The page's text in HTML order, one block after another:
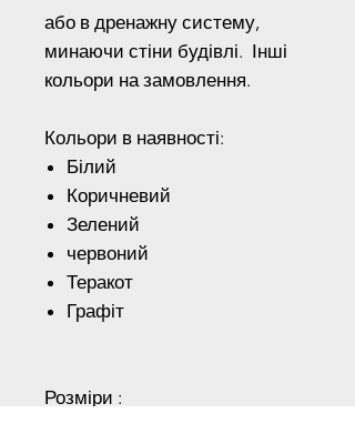
або в дренажну систему,
минаючи стіни будівлі. Інші
кольори на замовлення.
Кольори в наявності:
Білий
Коричневий
Зелений
червоний
Теракот
Графіт
Розміри :